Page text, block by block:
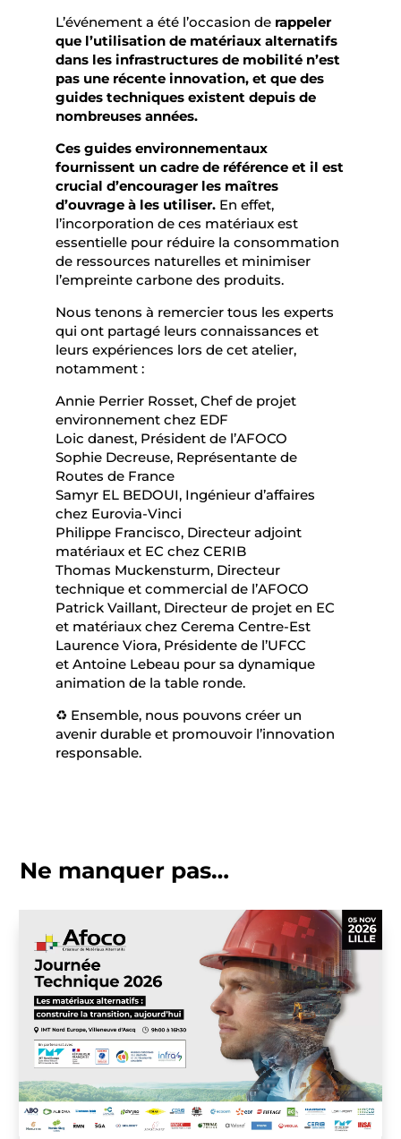
L’événement a été l’occasion de rappeler
que l’utilisation de matériaux alternatifs
dans les infrastructures de mobilité n’est
pas une récente innovation, et que des
guides techniques existent depuis de
nombreuses années.
Ces guides environnementaux
fournissent un cadre de référence et il est
crucial d’encourager les maîtres
d’ouvrage à les utiliser. En effet,
l’incorporation de ces matériaux est
essentielle pour réduire la consommation
de ressources naturelles et minimiser
l’empreinte carbone des produits.
Nous tenons à remercier tous les experts
qui ont partagé leurs connaissances et
leurs expériences lors de cet atelier,
notamment :
Annie Perrier Rosset, Chef de projet
environnement chez EDF
Loic danest, Président de l’AFOCO
Sophie Decreuse, Représentante de
Routes de France
Samyr EL BEDOUI, Ingénieur d’affaires
chez Eurovia-Vinci
Philippe Francisco, Directeur adjoint
matériaux et EC chez CERIB
Thomas Muckensturm, Directeur
technique et commercial de l’AFOCO
Patrick Vaillant, Directeur de projet en EC
et matériaux chez Cerema Centre-Est
Laurence Viora, Présidente de l’UFCC
et Antoine Lebeau pour sa dynamique
animation de la table ronde.
♻️ Ensemble, nous pouvons créer un
avenir durable et promouvoir l’innovation
responsable.
Ne manquer pas…